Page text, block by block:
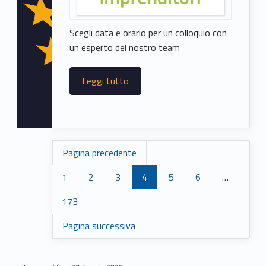
Scegli data e orario per un colloquio con
un esperto del nostro team
Leggi tutto
Pagina precedente
1
2 3 4 5 6
…
173
Pagina successiva